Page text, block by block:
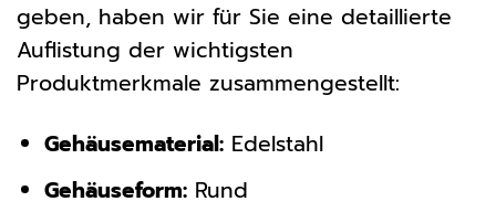
geben, haben wir für Sie eine detaillierte
Auflistung der wichtigsten
Produktmerkmale zusammengestellt:
Gehäusematerial:Edelstahl
Gehäuseform:Rund